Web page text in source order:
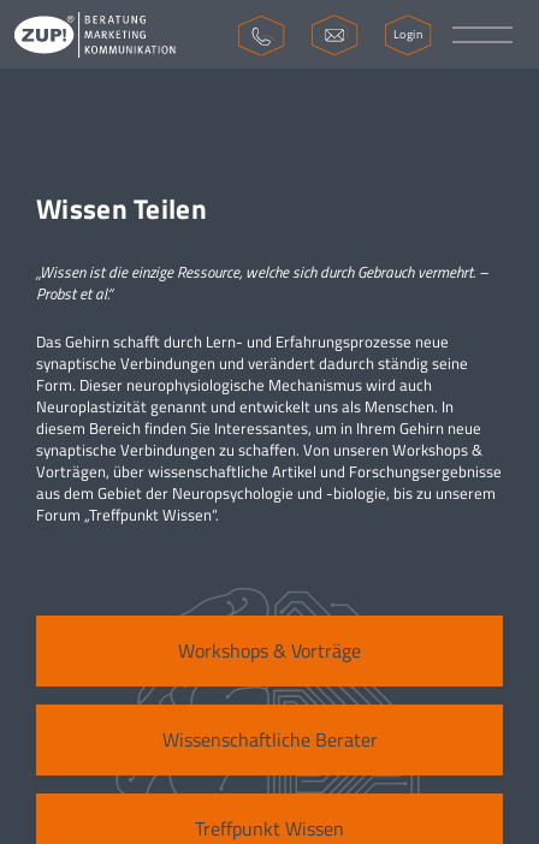
Login
Wissen Teilen
„Wissen ist die einzige Ressource, welche sich durch Gebrauch vermehrt. –
Probst et al.“
Das Gehirn schafft durch Lern- und Erfahrungsprozesse neue
synaptische Verbindungen und verändert dadurch ständig seine
Form. Dieser neurophysiologische Mechanismus wird auch
Neuroplastizität genannt und entwickelt uns als Menschen. In
diesem Bereich finden Sie Interessantes, um in Ihrem Gehirn neue
synaptische Verbindungen zu schaffen. Von unseren Workshops &
Vorträgen, über wissenschaftliche Artikel und Forschungsergebnisse
aus dem Gebiet der Neuropsychologie und -biologie, bis zu unserem
Forum „Treffpunkt Wissen“.
Workshops & Vorträge
Wissenschaftliche Berater
Treffpunkt Wissen